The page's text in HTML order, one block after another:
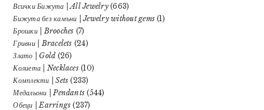
Всички Бижута | All Jewelry(663)
Бижута без камъни | Jewelry without gems (1)
Брошки | Brooches (7)
Гривни | Bracelets (24)
Злато | Gold (26)
Колиета | Necklaces(10)
Комплекти | Sets (233)
Медальони | Pendants (544)
Обеци | Earrings (237)